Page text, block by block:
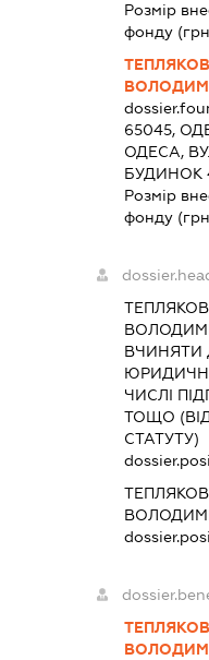
Розмір
фонду
ТЕПЛЯКОВ
65045,
ОДЕСА,
БУДИНОК
Розмір
фонду
ТЕПЛЯКОВ
ВЧИНЯТИ
ЧИСЛІ
ТОЩО
СТАТУТУ)
ТЕПЛЯКОВ
ТЕПЛЯКОВ